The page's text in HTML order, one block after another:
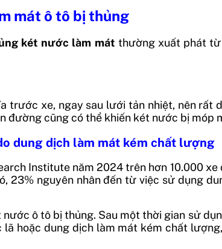
mát ô tô bị thủng
két nước làm mát thường xuất phát từ
xe, ngay sau lưới tản nhiệt, nên rất
đường cũng có thể khiến két nước bị móp
dung dịch làm mát kém chất lượng
Institute năm 2024 trên hơn 10.000
23% nguyên nhân đến từ việc sử dụng
ô tô bị thủng. Sau một thời gian sử
hoặc dung dịch làm mát kém chất